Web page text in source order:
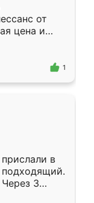
от
цена и
1
в
подходящий.
3